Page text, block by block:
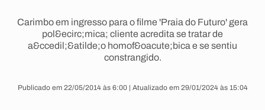
Carimbo em ingresso para o filme 'Praia do Futuro' gera
pol&ecirc;mica; cliente acredita se tratar de
a&ccedil;&atilde;o homof&oacute;bica e se sentiu
constrangido.
Publicado em 22/05/2014 às 6:00 | Atualizado em 29/01/2024 às 15:04